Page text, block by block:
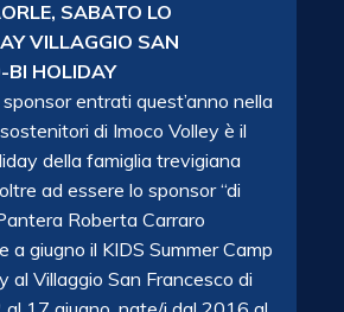
SABATO LO
VILLAGGIO SAN
BI HOLIDAY
entrati quest’anno nella
di Imoco Volley è il
della famiglia trevigiana
ad essere lo sponsor “di
Roberta Carraro
a giugno il KIDS Summer Camp
al Villaggio San Francesco di